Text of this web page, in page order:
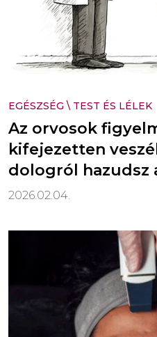
EGÉSZSÉG \ TEST ÉS LÉLEK
Az orvosok
kifejezetten
dologról hazudsz
2026.02.04.